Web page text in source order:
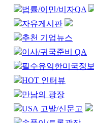
법률/이민/비자QA
자유게시판
추천 기업뉴스
이사/귀국준비 QA
필수유익한미국정보
HOT 인터뷰
만남의 광장
USA 고발/신문고